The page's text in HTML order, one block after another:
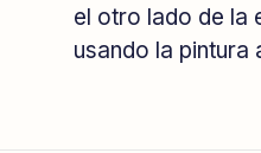
el otro lado de la
usando la pintura